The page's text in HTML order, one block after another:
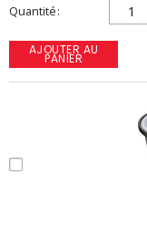
Quantité
AJOUTER AU
PANIER